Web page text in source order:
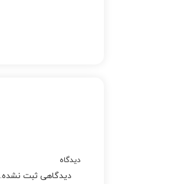
دیدگاه
دیدگاهی ثبت نشده.